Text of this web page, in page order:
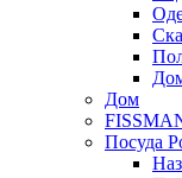
Дом
Посуда